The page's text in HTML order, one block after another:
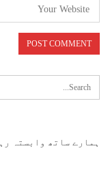
ہمارے ساتھ وابستہ